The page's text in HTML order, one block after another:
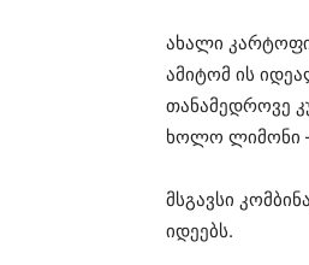
ახალი
ამიტომ ის
თანამედროვე
ხოლო ლიმონი
მსგავსი
იდეებს.